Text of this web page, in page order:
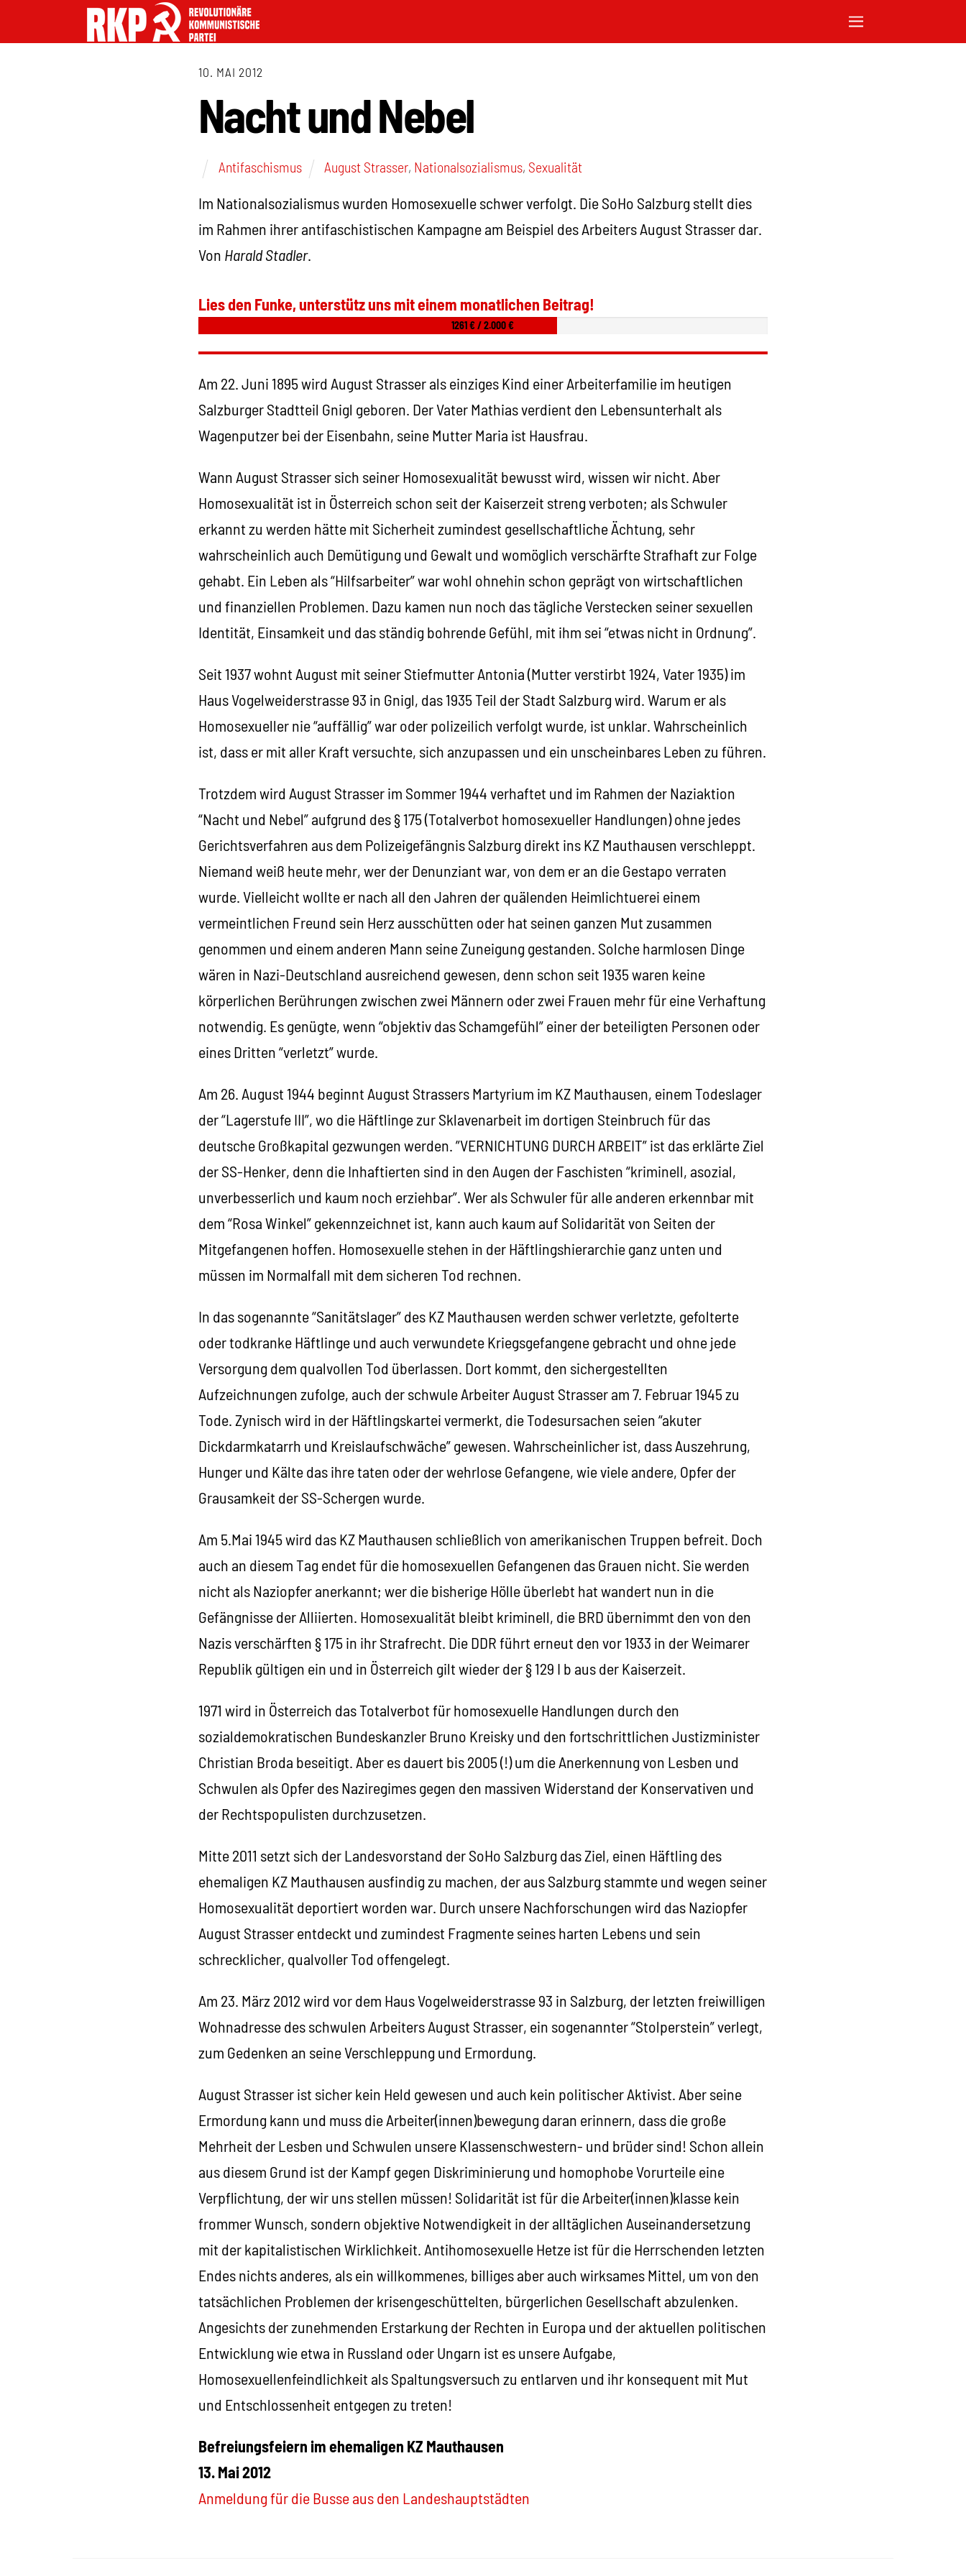
10. MAI 2012
Nacht und Nebel
Antifaschismus August Strasser, Nationalsozialismus, Sexualität
Im Nationalsozialismus wurden Homosexuelle schwer verfolgt. Die SoHo Salzburg stellt dies
im Rahmen ihrer antifaschistischen Kampagne am Beispiel des Arbeiters August Strasser dar.
Von Harald Stadler.
Lies den Funke, unterstütz uns mit einem monatlichen Beitrag!
1261 € / 2.000 €
Am 22. Juni 1895 wird August Strasser als einziges Kind einer Arbeiterfamilie im heutigen
Salzburger Stadtteil Gnigl geboren. Der Vater Mathias verdient den Lebensunterhalt als
Wagenputzer bei der Eisenbahn, seine Mutter Maria ist Hausfrau.
Wann August Strasser sich seiner Homosexualität bewusst wird, wissen wir nicht. Aber
Homosexualität ist in Österreich schon seit der Kaiserzeit streng verboten; als Schwuler
erkannt zu werden hätte mit Sicherheit zumindest gesellschaftliche Ächtung, sehr
wahrscheinlich auch Demütigung und Gewalt und womöglich verschärfte Strafhaft zur Folge
gehabt. Ein Leben als “Hilfsarbeiter” war wohl ohnehin schon geprägt von wirtschaftlichen
und finanziellen Problemen. Dazu kamen nun noch das tägliche Verstecken seiner sexuellen
Identität, Einsamkeit und das ständig bohrende Gefühl, mit ihm sei “etwas nicht in Ordnung”.
Seit 1937 wohnt August mit seiner Stiefmutter Antonia (Mutter verstirbt 1924, Vater 1935) im
Haus Vogelweiderstrasse 93 in Gnigl, das 1935 Teil der Stadt Salzburg wird. Warum er als
Homosexueller nie “auffällig” war oder polizeilich verfolgt wurde, ist unklar. Wahrscheinlich
ist, dass er mit aller Kraft versuchte, sich anzupassen und ein unscheinbares Leben zu führen.
Trotzdem wird August Strasser im Sommer 1944 verhaftet und im Rahmen der Naziaktion
“Nacht und Nebel” aufgrund des § 175 (Totalverbot homosexueller Handlungen) ohne jedes
Gerichtsverfahren aus dem Polizeigefängnis Salzburg direkt ins KZ Mauthausen verschleppt.
Niemand weiß heute mehr, wer der Denunziant war, von dem er an die Gestapo verraten
wurde. Vielleicht wollte er nach all den Jahren der quälenden Heimlichtuerei einem
vermeintlichen Freund sein Herz ausschütten oder hat seinen ganzen Mut zusammen
genommen und einem anderen Mann seine Zuneigung gestanden. Solche harmlosen Dinge
wären in Nazi-Deutschland ausreichend gewesen, denn schon seit 1935 waren keine
körperlichen Berührungen zwischen zwei Männern oder zwei Frauen mehr für eine Verhaftung
notwendig. Es genügte, wenn “objektiv das Schamgefühl” einer der beteiligten Personen oder
eines Dritten “verletzt” wurde.
Am 26. August 1944 beginnt August Strassers Martyrium im KZ Mauthausen, einem Todeslager
der “Lagerstufe III”, wo die Häftlinge zur Sklavenarbeit im dortigen Steinbruch für das
deutsche Großkapital gezwungen werden. ”VERNICHTUNG DURCH ARBEIT” ist das erklärte Ziel
der SS-Henker, denn die Inhaftierten sind in den Augen der Faschisten “kriminell, asozial,
unverbesserlich und kaum noch erziehbar”. Wer als Schwuler für alle anderen erkennbar mit
dem “Rosa Winkel” gekennzeichnet ist, kann auch kaum auf Solidarität von Seiten der
Mitgefangenen hoffen. Homosexuelle stehen in der Häftlingshierarchie ganz unten und
müssen im Normalfall mit dem sicheren Tod rechnen.
In das sogenannte “Sanitätslager” des KZ Mauthausen werden schwer verletzte, gefolterte
oder todkranke Häftlinge und auch verwundete Kriegsgefangene gebracht und ohne jede
Versorgung dem qualvollen Tod überlassen. Dort kommt, den sichergestellten
Aufzeichnungen zufolge, auch der schwule Arbeiter August Strasser am 7. Februar 1945 zu
Tode. Zynisch wird in der Häftlingskartei vermerkt, die Todesursachen seien “akuter
Dickdarmkatarrh und Kreislaufschwäche” gewesen. Wahrscheinlicher ist, dass Auszehrung,
Hunger und Kälte das ihre taten oder der wehrlose Gefangene, wie viele andere, Opfer der
Grausamkeit der SS-Schergen wurde.
Am 5.Mai 1945 wird das KZ Mauthausen schließlich von amerikanischen Truppen befreit. Doch
auch an diesem Tag endet für die homosexuellen Gefangenen das Grauen nicht. Sie werden
nicht als Naziopfer anerkannt; wer die bisherige Hölle überlebt hat wandert nun in die
Gefängnisse der Alliierten. Homosexualität bleibt kriminell, die BRD übernimmt den von den
Nazis verschärften § 175 in ihr Strafrecht. Die DDR führt erneut den vor 1933 in der Weimarer
Republik gültigen ein und in Österreich gilt wieder der § 129 I b aus der Kaiserzeit.
1971 wird in Österreich das Totalverbot für homosexuelle Handlungen durch den
sozialdemokratischen Bundeskanzler Bruno Kreisky und den fortschrittlichen Justizminister
Christian Broda beseitigt. Aber es dauert bis 2005 (!) um die Anerkennung von Lesben und
Schwulen als Opfer des Naziregimes gegen den massiven Widerstand der Konservativen und
der Rechtspopulisten durchzusetzen.
Mitte 2011 setzt sich der Landesvorstand der SoHo Salzburg das Ziel, einen Häftling des
ehemaligen KZ Mauthausen ausfindig zu machen, der aus Salzburg stammte und wegen seiner
Homosexualität deportiert worden war. Durch unsere Nachforschungen wird das Naziopfer
August Strasser entdeckt und zumindest Fragmente seines harten Lebens und sein
schrecklicher, qualvoller Tod offengelegt.
Am 23. März 2012 wird vor dem Haus Vogelweiderstrasse 93 in Salzburg, der letzten freiwilligen
Wohnadresse des schwulen Arbeiters August Strasser, ein sogenannter “Stolperstein” verlegt,
zum Gedenken an seine Verschleppung und Ermordung.
August Strasser ist sicher kein Held gewesen und auch kein politischer Aktivist. Aber seine
Ermordung kann und muss die Arbeiter(innen)bewegung daran erinnern, dass die große
Mehrheit der Lesben und Schwulen unsere Klassenschwestern- und brüder sind! Schon allein
aus diesem Grund ist der Kampf gegen Diskriminierung und homophobe Vorurteile eine
Verpflichtung, der wir uns stellen müssen! Solidarität ist für die Arbeiter(innen)klasse kein
frommer Wunsch, sondern objektive Notwendigkeit in der alltäglichen Auseinandersetzung
mit der kapitalistischen Wirklichkeit. Antihomosexuelle Hetze ist für die Herrschenden letzten
Endes nichts anderes, als ein willkommenes, billiges aber auch wirksames Mittel, um von den
tatsächlichen Problemen der krisengeschüttelten, bürgerlichen Gesellschaft abzulenken.
Angesichts der zunehmenden Erstarkung der Rechten in Europa und der aktuellen politischen
Entwicklung wie etwa in Russland oder Ungarn ist es unsere Aufgabe,
Homosexuellenfeindlichkeit als Spaltungsversuch zu entlarven und ihr konsequent mit Mut
und Entschlossenheit entgegen zu treten!
Befreiungsfeiern im ehemaligen KZ Mauthausen
13. Mai 2012
Anmeldung für die Busse aus den Landeshauptstädten